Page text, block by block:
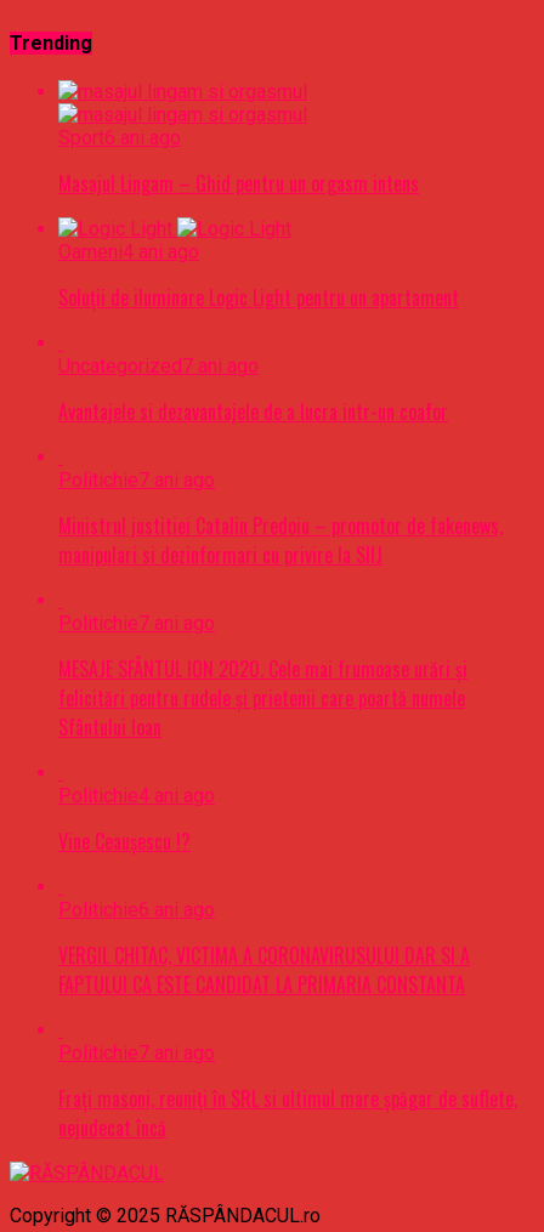
Trending
Sport6 ani ago
Masajul Lingam – Ghid pentru un orgasm intens
Oameni4 ani ago
Soluții de iluminare Logic Light pentru un apartament
Uncategorized7 ani ago
Avantajele si dezavantajele de a lucra intr-un coafor
Politichie7 ani ago
Ministrul justitiei Catalin Predoiu – promotor de fakenews,
manipulari si dezinformari cu privire la SIIJ
Politichie7 ani ago
MESAJE SFÂNTUL ION 2020. Cele mai frumoase urări şi
felicitări pentru rudele şi prietenii care poartă numele
Sfântului Ioan
Politichie4 ani ago
Vine Ceaușescu !?
Politichie6 ani ago
VERGIL CHITAC, VICTIMA A CORONAVIRUSULUI DAR SI A
FAPTULUI CA ESTE CANDIDAT LA PRIMARIA CONSTANTA
Politichie7 ani ago
Frați masoni, reuniți în SRL si ultimul mare șpăgar de suflete,
nejudecat încă
Copyright © 2025 RĂSPÂNDACUL.ro